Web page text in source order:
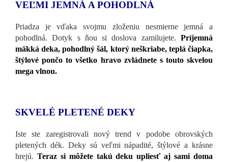
VEĽMI JEMNÁ A POHODLNÁ
Priadza je vďaka svojmu zloženiu nesmierne jemná a
pohodlná. Dotyk s ňou si doslova zamilujete. Príjemná
mäkká deka, pohodlný šál, ktorý neškriabe, teplá čiapka,
štýlové pončo to všetko hravo zvládnete s touto skvelou
mega vlnou.
SKVELÉ PLETENÉ DEKY
Iste ste zaregistrovali nový trend v podobe obrovských
pletených dék. Deky sú veľmi nápadité, štýlové a krásne
hrejú. Teraz si môžete takú deku upliesť aj sami doma